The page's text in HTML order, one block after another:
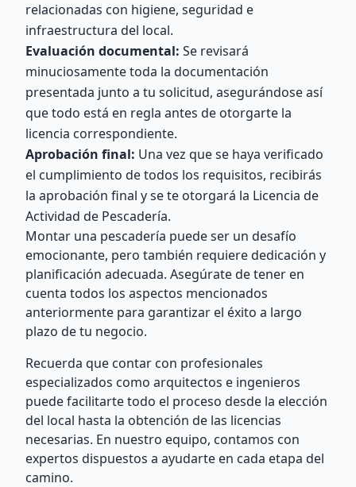
relacionadas con higiene, seguridad e
infraestructura del local.
Evaluación documental: Se revisará
minuciosamente toda la documentación
presentada junto a tu solicitud, asegurándose así
que todo está en regla antes de otorgarte la
licencia correspondiente.
Aprobación final: Una vez que se haya verificado
el cumplimiento de todos los requisitos, recibirás
la aprobación final y se te otorgará la Licencia de
Actividad de Pescadería.
Montar una pescadería puede ser un desafío
emocionante, pero también requiere dedicación y
planificación adecuada. Asegúrate de tener en
cuenta todos los aspectos mencionados
anteriormente para garantizar el éxito a largo
plazo de tu negocio.
Recuerda que contar con profesionales
especializados como arquitectos e ingenieros
puede facilitarte todo el proceso desde la elección
del local hasta la obtención de las licencias
necesarias. En nuestro equipo, contamos con
expertos dispuestos a ayudarte en cada etapa del
camino.